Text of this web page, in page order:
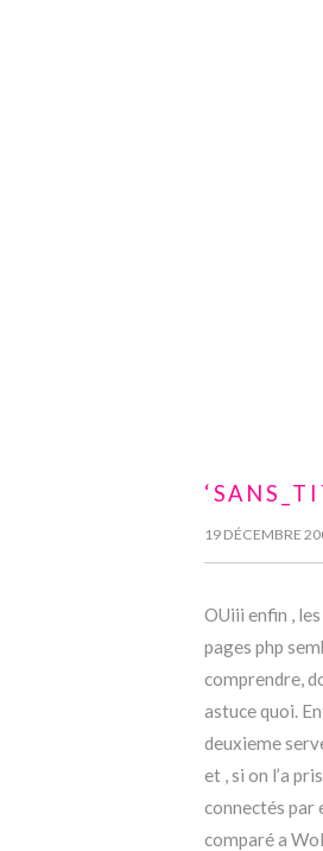
19 DÉCEMBRE
OUiii enfin ,
pages php
comprendre,
astuce quoi.
deuxieme
et , si on l’a
connectés par
comparé a